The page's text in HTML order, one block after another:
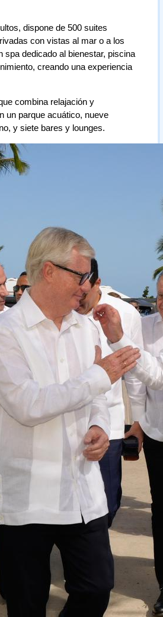
dispone de 500 suites
con vistas al mar o a los
spa dedicado al bienestar, piscina
creando una experiencia
combina relajación y
un parque acuático, nueve
y siete bares y lounges.